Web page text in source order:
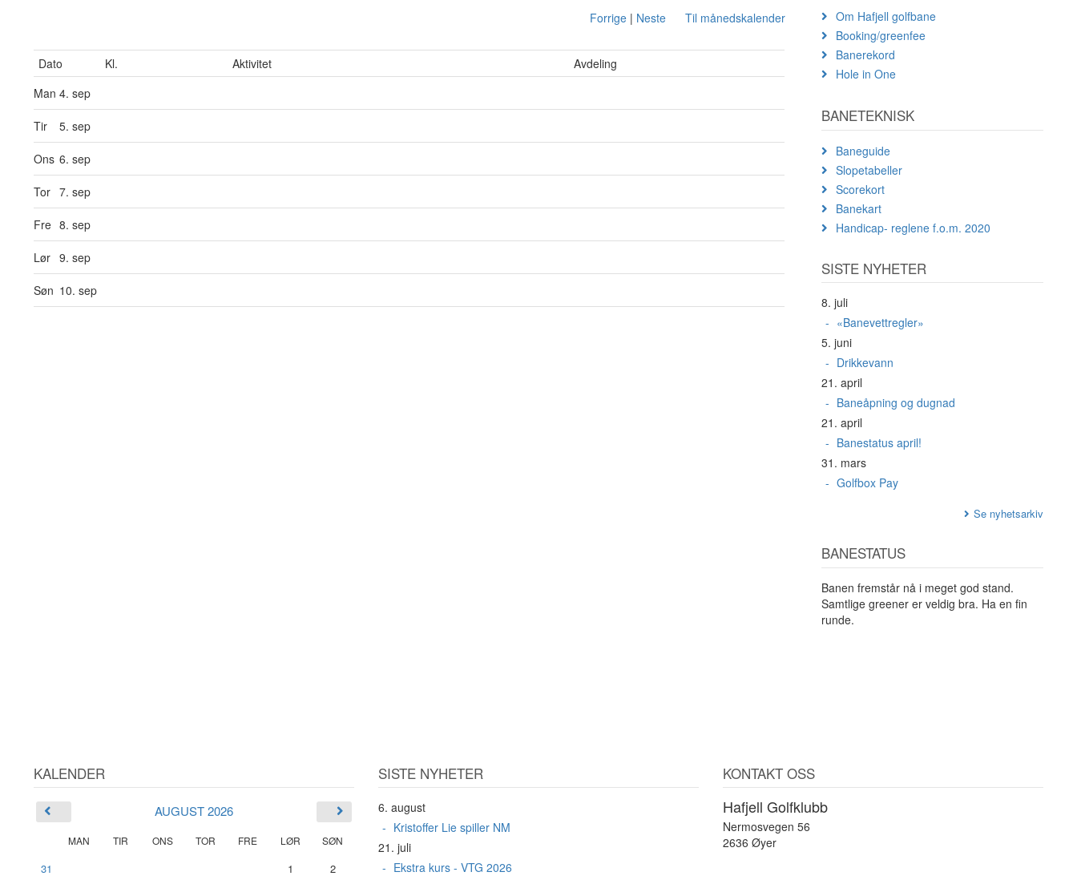
Forrige| Neste Til månedskalender
Dato Kl. Aktivitet
Avdeling
Man 4. sep
Tir 5. sep
Ons 6. sep
Tor 7. sep
Fre 8. sep
Lør 9. sep
Søn 10. sep
Om Hafjell golfbane
Booking/greenfee
Banerekord
Hole in One
BANETEKNISK
Baneguide
Slopetabeller
Scorekort
Banekart
Handicap- reglene f.o.m. 2020
SISTE NYHETER
8. juli
«Banevettregler»
5. juni
Drikkevann
21. april
Baneåpning og dugnad
21. april
Banestatus april!
31. mars
Golfbox Pay
Se nyhetsarkiv
BANESTATUS
Banen fremstår nå i meget god stand.
Samtlige greener er veldig bra. Ha en fin
runde.
KALENDER
AUGUST 2026
MAN TIR ONS TOR FRE LØR SØN
31 1 2
SISTE NYHETER
6. august
Kristoffer Lie spiller NM
21. juli
Ekstra kurs - VTG 2026
KONTAKT OSS
Hafjell Golfklubb
Nermosvegen 56
2636 Øyer